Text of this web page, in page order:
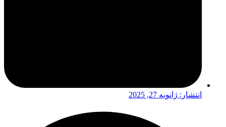
انتشار: ژانویه 27, 2025